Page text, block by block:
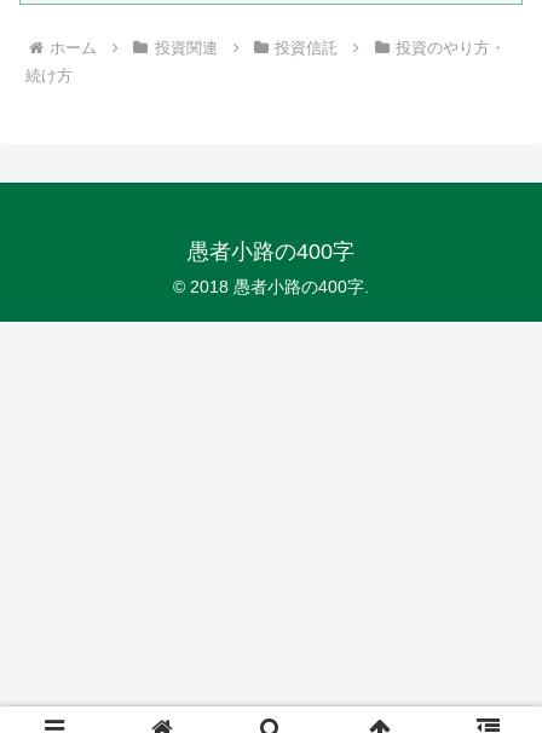
ホーム 投資関連 投資信託
投資のやり方・
続け方
愚者小路の400字
© 2018 愚者小路の400字.